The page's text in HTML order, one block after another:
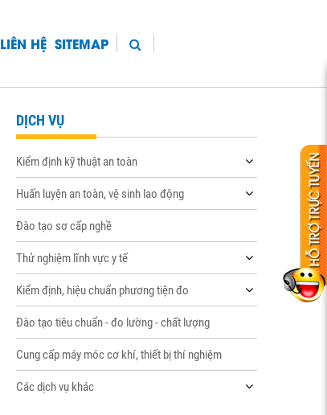
LIÊN HỆ SITEMAP
DỊCH VỤ
Kiểm định kỹ thuật an toàn
Huấn luyện an toàn, vệ sinh lao động
Đào tạo sơ cấp nghề
Thử nghiệm lĩnh vực y tế
Kiểm định, hiệu chuẩn phương tiện đo
Đào tạo tiêu chuẩn - đo lường - chất lượng
Cung cấp máy móc cơ khí, thiết bị thí nghiệm
Các dịch vụ khác